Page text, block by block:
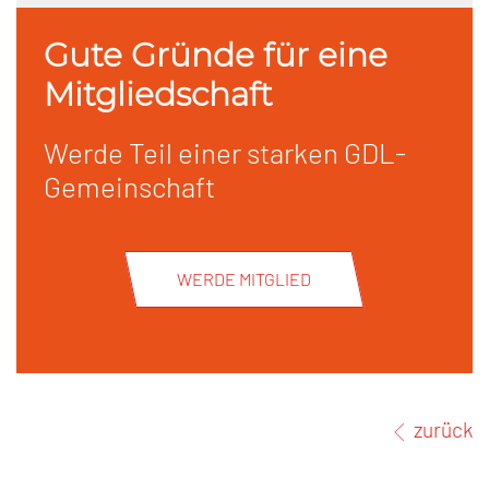
Gute Gründe für eine
Mitgliedschaft
Werde Teil einer starken GDL-
Gemeinschaft
WERDE MITGLIED
zurück